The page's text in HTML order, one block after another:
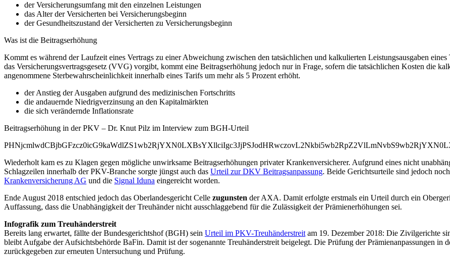
der Versicherungsumfang mit den einzelnen Leistungen
das Alter der Versicherten bei Versicherungsbeginn
der Gesundheitszustand der Versicherten zu Versicherungsbeginn
Was ist die Beitragserhöhung
Kommt es während der Laufzeit eines Vertrags zu einer Abweichung zwischen den tatsäch­lichen und kalkulierten Leistungsausgaben
das Versicherungsvertragsgesetz (VVG) vorgibt, kommt eine Beitrags­erhöhung jedoch nur in Frage, sofern die tatsächlichen Kosten die
angenommene Sterbewahrscheinlichkeit innerhalb eines Tarifs um mehr als 5 Prozent erhöht.
der Anstieg der Ausgaben aufgrund des medizinischen Fortschritts
die andauernde Niedrigverzinsung an den Kapitalmärkten
die sich verändernde Inflationsrate
Beitragserhöhung in der PKV – Dr. Knut Pilz im Interview zum BGH-Urteil
Wiederholt kam es zu Klagen gegen mögliche unwirksame Beitragserhöhungen privater Krankenversicherer. Aufgrund eines nicht
Schlagzeilen innerhalb der PKV-Branche sorgte jüngst auch das Urteil zur DKV Beitragsanpassung. Beide Gerichtsurteile sind jedoch
Krankenversicherung AG und die Signal Iduna eingereicht worden.
Ende August 2018 entschied jedoch das Oberlandesgericht Celle zugunsten der AXA. Damit erfolgte erstmals ein Urteil durch ein
Auffassung, dass die Unabhängigkeit der Treuhänder nicht ausschlaggebend für die Zulässigkeit der Prämienerhöhungen sei.
Infografik zum Treuhänderstreit
Bereits lang erwartet, fällte der Bundesgerichtshof (BGH) sein Urteil im PKV-Treuhänderstreit am 19. Dezember 2018: Die Zivilgerichte
bleibt Aufgabe der Aufsichtsbehörde BaFin. Damit ist der sogenannte Treuhänderstreit beigelegt. Die Prüfung der Prämienan­pas­sun­gen
zurückgegeben zur erneuten Untersuchung und Prüfung.